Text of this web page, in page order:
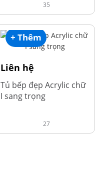
35
+ Thêm
Liên hệ
Tủ bếp đẹp Acrylic chữ
I sang trọng
27